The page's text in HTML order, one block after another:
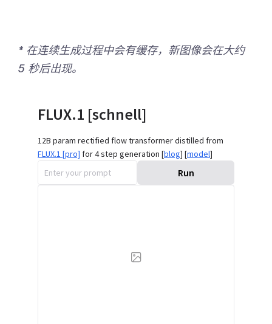
* 在连续生成过程中会有缓存，新图像会在大约
5 秒后出现。